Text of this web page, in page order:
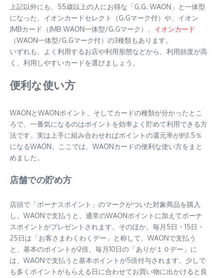
上記以外にも、55歳以上の人にお得な「G.G. WAON」と一体型
になった、イオンカードセレクト（G.Gマーク付）や、イオン
JMBカード（JMB WAON一体型/G.Gマーク）、 イオンカード
（WAON一体型/G.Gマーク付）の3種類もあります。
いずれも、よく利用するお店や利用形態などから、利用頻度が高
く、利用しやすいカードを選びましょう。
便利な使い方
WAONとWAONポイント、そしてカードの種類が分かったとこ
ろで、一番気になるのはポイントを効率よく貯めて利用できる方
法です。実は上手に組み合わせればポイントの還元率が約1.5％
になるWAON。ここでは、WAONカードの便利な使い方をまと
めました。
店舗での貯め方
店頭で「ボーナスポイント」のマークがついた対象商品を購入
し、WAONで支払うと、通常のWAONポイントに加えてボーナ
スポイントがプレゼントされます。そのほか、毎月5日・15日・
25日は「お客さまわくわくデー」と称して、WAONで支払う
と、基本のポイントが2倍、毎月10日の「ありが１０デー」に
は、WAONで支払うと基本ポイントが5倍付与されます。少しで
も多くポイントがもらえる日に合わせてお買い物に出かけると良